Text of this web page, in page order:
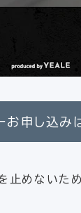
お申し込み
止めないた